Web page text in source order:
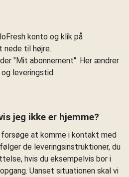
konto og klik på
til højre.
"Mit abonnement". Her ændrer
leveringstid.
jeg ikke er hjemme?
at komme i kontakt med
de leveringsinstruktioner, du
hvis du eksempelvis bor i
Uanset situationen skal vi